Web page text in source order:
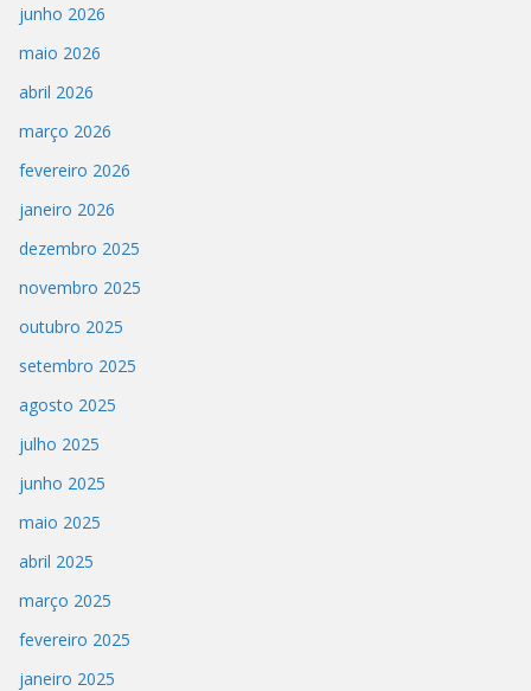
junho 2026
maio 2026
abril 2026
março 2026
fevereiro 2026
janeiro 2026
dezembro 2025
novembro 2025
outubro 2025
setembro 2025
agosto 2025
julho 2025
junho 2025
maio 2025
abril 2025
março 2025
fevereiro 2025
janeiro 2025